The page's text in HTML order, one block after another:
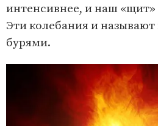
интенсивнее, и наш «щит»
Эти колебания и
бурями.